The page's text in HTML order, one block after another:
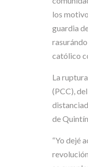
los
guardia
católico
La
(PCC),
de
“Yo dejé